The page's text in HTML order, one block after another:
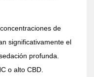
de
significativamente el
profunda.
o alto CBD.